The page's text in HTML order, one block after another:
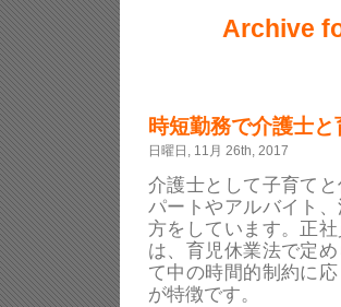
Archive
時短勤務で介護士
日曜日, 11月 26th, 2017
介護士として子育て
パートやアルバイト
方をしています。正
は、育児休業法で定
て中の時間的制約に
が特徴です。